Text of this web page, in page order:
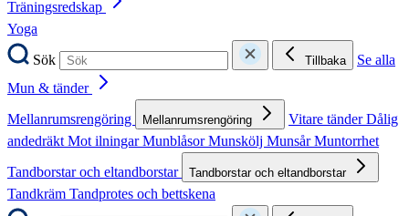
Träningsredskap
Yoga
Sök
Tillbaka
Se alla
Mun & tänder
Mellanrumsrengöring
Mellanrumsrengöring Vitare tänderDålig
andedräktMot ilningarMunblåsorMunskölj MunsårMuntorrhet
Tandborstar och eltandborstar
Tandborstar och eltandborstar
Tandkräm Tandprotes och bettskena